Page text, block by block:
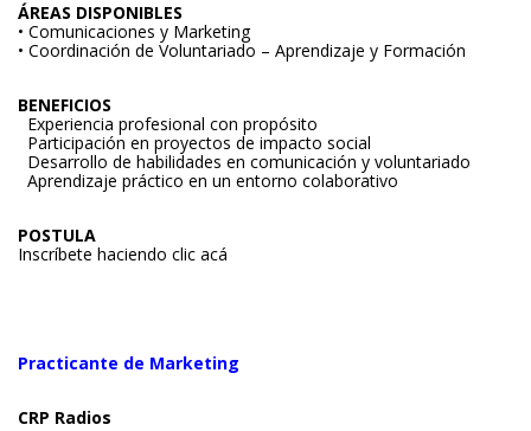
ÁREAS DISPONIBLES
• Comunicaciones y Marketing
• Coordinación de Voluntariado – Aprendizaje y Formación
BENEFICIOS
Experiencia profesional con propósito
Participación en proyectos de impacto social
Desarrollo de habilidades en comunicación y voluntariado
Aprendizaje práctico en un entorno colaborativo
POSTULA
Inscríbete haciendo clic acá
Practicante de Marketing
CRP Radios